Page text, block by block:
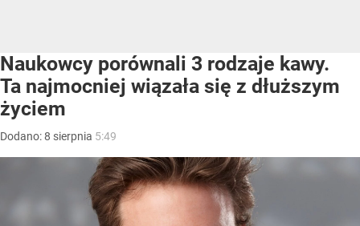
Naukowcy porównali 3 rodzaje kawy.
Ta najmocniej wiązała się z dłuższym
życiem
Dodano:8 sierpnia 5:49